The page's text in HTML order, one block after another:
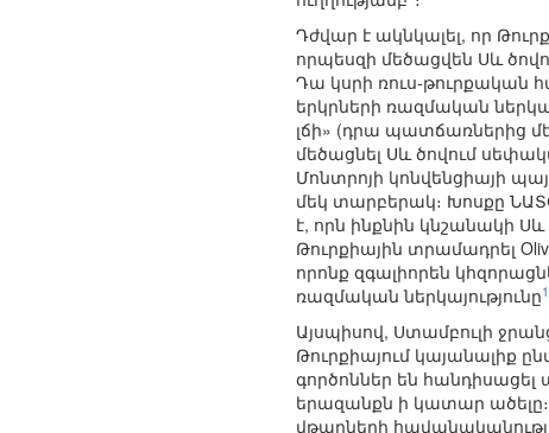
Դժվար է ակնկալել, որ
որպեսզի մեծացվեն Սև
Դա կսրի ռուս-թուրքական
երկրների ռազմական
լճի» (դրա պատճառներից
մեծացնել Սև ծովում
Մոնտրոյի կոնվենցիայի
մեկ տարբերակ։ Խոսքը
է, որն ինքնին կնշանակի
Թուրքիային տրամադրել
որոնք զգալիորեն
ռազմական ներկայությունը
Այսպիսով, Ստամբուլի
Թուրքիայում կայանալիք
գործոններ են հանդիսացել
երազանքն ի կատար ածելը։
վթարների